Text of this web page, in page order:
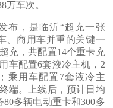
万车次。
布，是临沂“超充一张
、商用车并重的关键一
充，共配置14个重卡充
车配置6套液冷主机，2
乘用车配置7套液冷主
端。上线后，预计日均
多辆电动重卡和300多